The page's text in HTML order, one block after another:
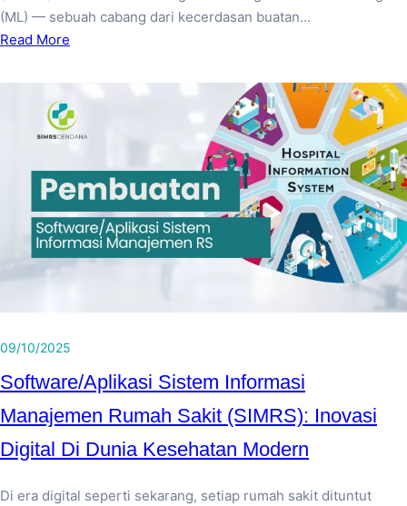
(ML) — sebuah cabang dari kecerdasan buatan…
Read More
09/10/2025
Software/Aplikasi Sistem Informasi
Manajemen Rumah Sakit (SIMRS): Inovasi
Digital Di Dunia Kesehatan Modern
Di era digital seperti sekarang, setiap rumah sakit dituntut